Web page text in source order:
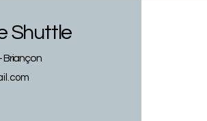
Shuttle
Briançon